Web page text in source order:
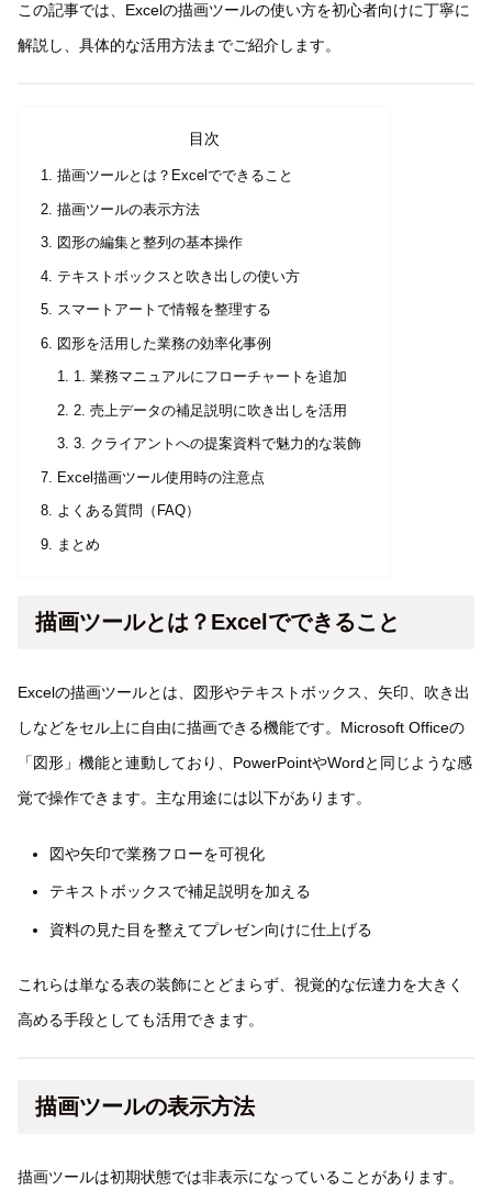
この記事では、Excelの描画ツールの使い方を初心者向けに丁寧に
解説し、具体的な活用方法までご紹介します。
目次
描画ツールとは？Excelでできること
描画ツールの表示方法
図形の編集と整列の基本操作
テキストボックスと吹き出しの使い方
スマートアートで情報を整理する
図形を活用した業務の効率化事例
1. 業務マニュアルにフローチャートを追加
2. 売上データの補足説明に吹き出しを活用
3. クライアントへの提案資料で魅力的な装飾
Excel描画ツール使用時の注意点
よくある質問（FAQ）
まとめ
描画ツールとは？Excelでできること
Excelの描画ツールとは、図形やテキストボックス、矢印、吹き出
しなどをセル上に自由に描画できる機能です。Microsoft Officeの
「図形」機能と連動しており、PowerPointやWordと同じような感
覚で操作できます。主な用途には以下があります。
図や矢印で業務フローを可視化
テキストボックスで補足説明を加える
資料の見た目を整えてプレゼン向けに仕上げる
これらは単なる表の装飾にとどまらず、視覚的な伝達力を大きく
高める手段としても活用できます。
描画ツールの表示方法
描画ツールは初期状態では非表示になっていることがあります。